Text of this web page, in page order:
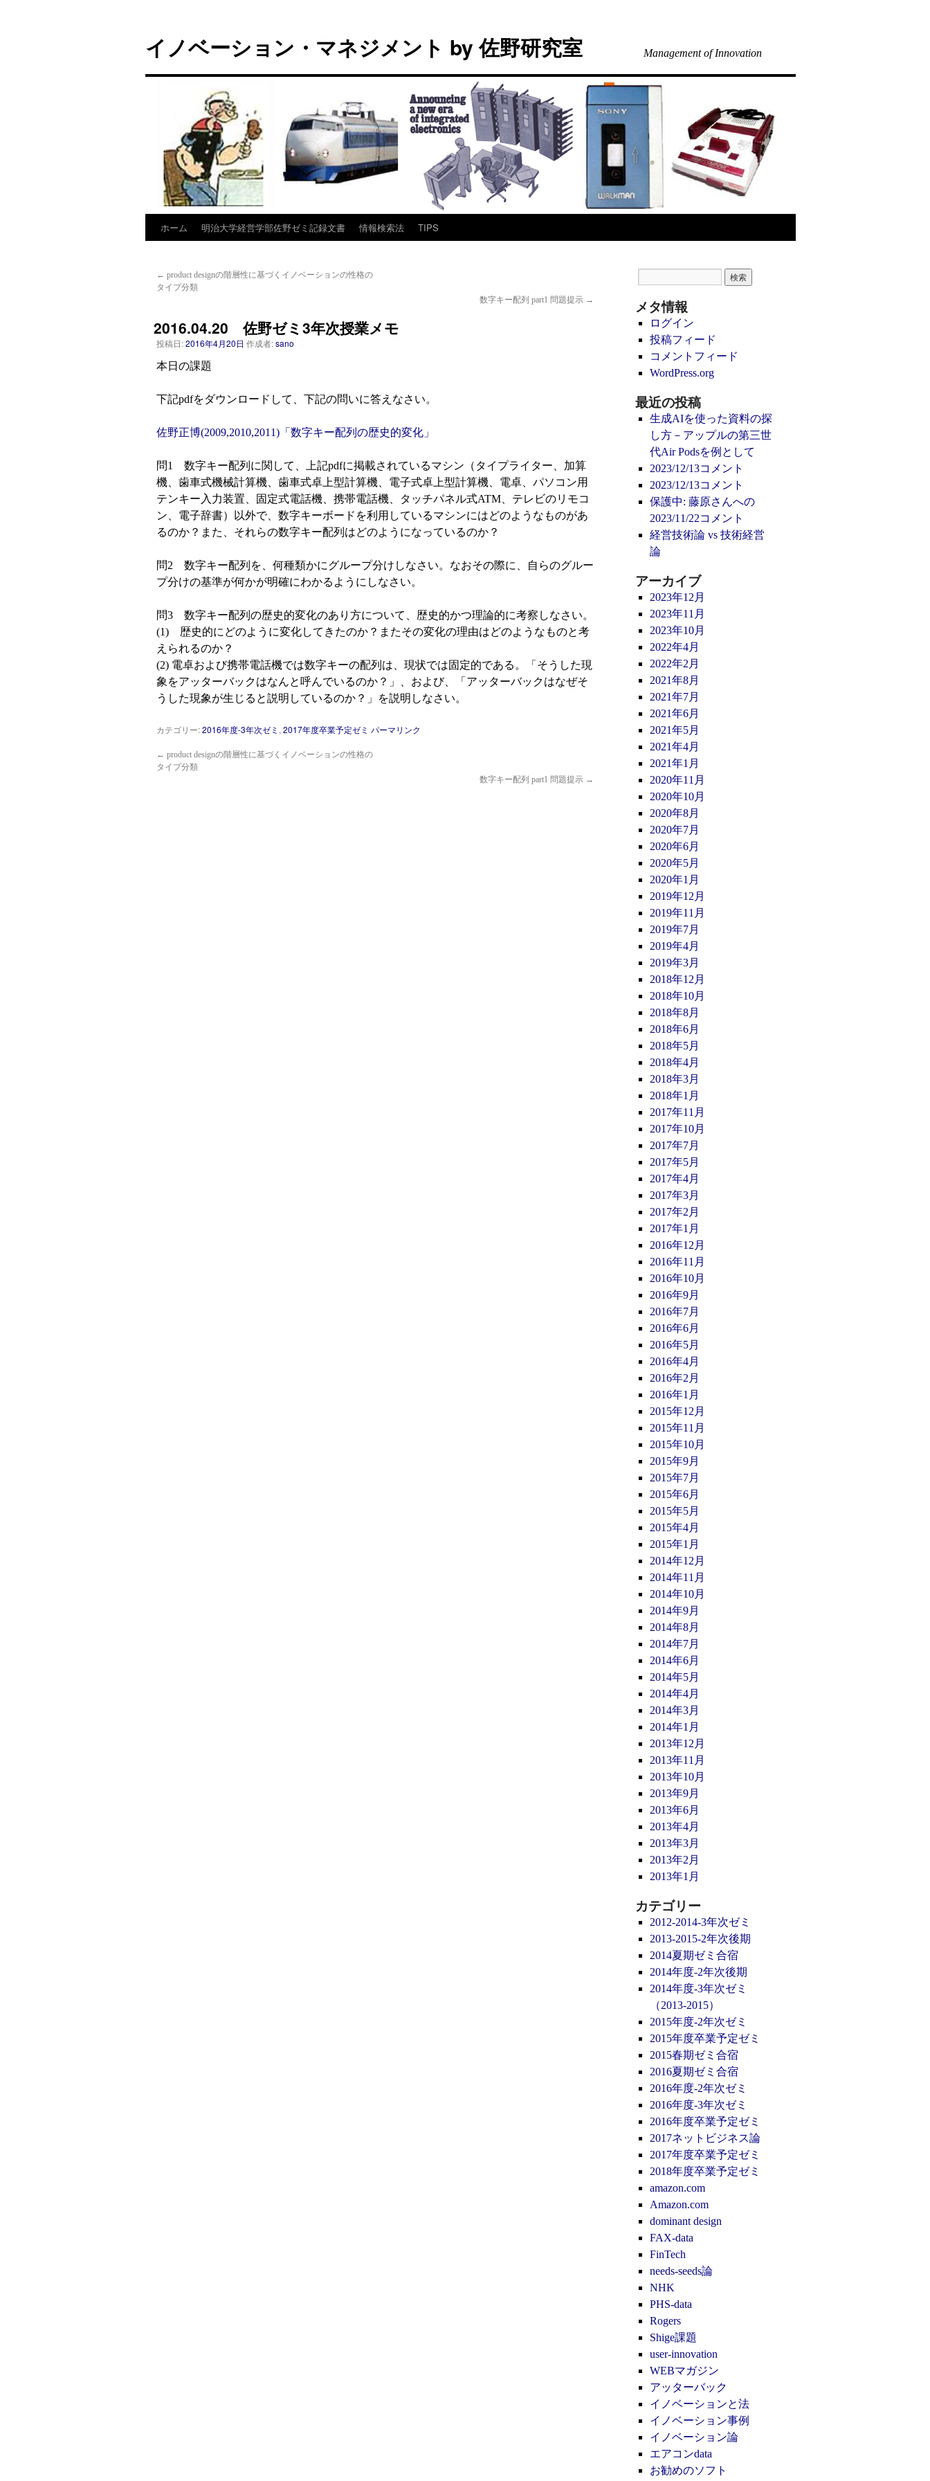
テ
イノベーション・マネジメント by 佐野研究室 Management of Innovation
ホーム 明治大学経営学部佐野ゼミ記録文書 情報検索法 TIPS
← product designの階層性に基づくイノベーションの性格の
タイプ分類
数字キー配列 part1 問題提示 →
2016.04.20 佐野ゼミ3年次授業メモ
投稿日:2016年4月20日 作成者:sano
本日の課題
下記pdfをダウンロードして、下記の問いに答えなさい。
佐野正博(2009,2010,2011)「数字キー配列の歴史的変化」
問1 数字キー配列に関して、上記pdfに掲載されているマシン（タイプライター、加算
機、歯車式機械計算機、歯車式卓上型計算機、電子式卓上型計算機、電卓、パソコン用
テンキー入力装置、固定式電話機、携帯電話機、タッチパネル式ATM、テレビのリモコ
ン、電子辞書）以外で、数字キーボードを利用しているマシンにはどのようなものがあ
るのか？また、それらの数字キー配列はどのようになっているのか？
問2 数字キー配列を、何種類かにグループ分けしなさい。なおその際に、自らのグルー
プ分けの基準が何かが明確にわかるようにしなさい。
問3 数字キー配列の歴史的変化のあり方について、歴史的かつ理論的に考察しなさい。
(1) 歴史的にどのように変化してきたのか？またその変化の理由はどのようなものと考
えられるのか？
(2) 電卓および携帯電話機では数字キーの配列は、現状では固定的である。「そうした現
象をアッターバックはなんと呼んでいるのか？」、および、「アッターバックはなぜそ
うした現象が生じると説明しているのか？」を説明しなさい。
カテゴリー:2016年度-3年次ゼミ , 2017年度卒業予定ゼミ パーマリンク
← product designの階層性に基づくイノベーションの性格の
タイプ分類
数字キー配列 part1 問題提示 →
メタ情報
ログイン
投稿フィード
コメントフィード
WordPress.org
最近の投稿
生成AIを使った資料の探
し方－アップルの第三世
代Air Podsを例として
2023/12/13コメント
2023/12/13コメント
保護中: 藤原さんへの
2023/11/22コメント
経営技術論 vs 技術経営
論
アーカイブ
2023年12月
2023年11月
2023年10月
2022年4月
2022年2月
2021年8月
2021年7月
2021年6月
2021年5月
2021年4月
2021年1月
2020年11月
2020年10月
2020年8月
2020年7月
2020年6月
2020年5月
2020年1月
2019年12月
2019年11月
2019年7月
2019年4月
2019年3月
2018年12月
2018年10月
2018年8月
2018年6月
2018年5月
2018年4月
2018年3月
2018年1月
2017年11月
2017年10月
2017年7月
2017年5月
2017年4月
2017年3月
2017年2月
2017年1月
2016年12月
2016年11月
2016年10月
2016年9月
2016年7月
2016年6月
2016年5月
2016年4月
2016年2月
2016年1月
2015年12月
2015年11月
2015年10月
2015年9月
2015年7月
2015年6月
2015年5月
2015年4月
2015年1月
2014年12月
2014年11月
2014年10月
2014年9月
2014年8月
2014年7月
2014年6月
2014年5月
2014年4月
2014年3月
2014年1月
2013年12月
2013年11月
2013年10月
2013年9月
2013年6月
2013年4月
2013年3月
2013年2月
2013年1月
カテゴリー
2012-2014-3年次ゼミ
2013-2015-2年次後期
2014夏期ゼミ合宿
2014年度-2年次後期
2014年度-3年次ゼミ
（2013-2015）
2015年度-2年次ゼミ
2015年度卒業予定ゼミ
2015春期ゼミ合宿
2016夏期ゼミ合宿
2016年度-2年次ゼミ
2016年度-3年次ゼミ
2016年度卒業予定ゼミ
2017ネットビジネス論
2017年度卒業予定ゼミ
2018年度卒業予定ゼミ
amazon.com
Amazon.com
dominant design
FAX-data
FinTech
needs-seeds論
NHK
PHS-data
Rogers
Shige課題
user-innovation
WEBマガジン
アッターバック
イノベーションと法
イノベーション事例
イノベーション論
エアコンdata
お勧めのソフト